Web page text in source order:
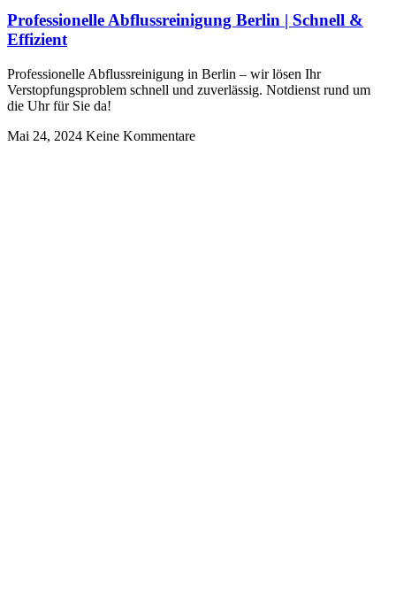
Professionelle Abflussreinigung Berlin | Schnell &
Effizient
Professionelle Abflussreinigung in Berlin – wir lösen Ihr
Verstopfungsproblem schnell und zuverlässig. Notdienst rund um
die Uhr für Sie da!
Mai 24, 2024 Keine Kommentare